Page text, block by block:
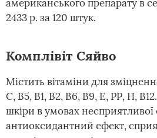
американського препарату в
2433 р. за 120 штук.
Комплівіт Сяйво
Містить вітаміни для
С, В5, В1, В2, В6, В9, Е, РР, Н,
шкіри в умовах несприятливої
антиоксидантний ефект,